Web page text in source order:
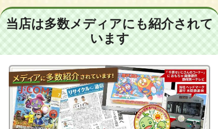
当店は多数メディアにも紹介されて
います